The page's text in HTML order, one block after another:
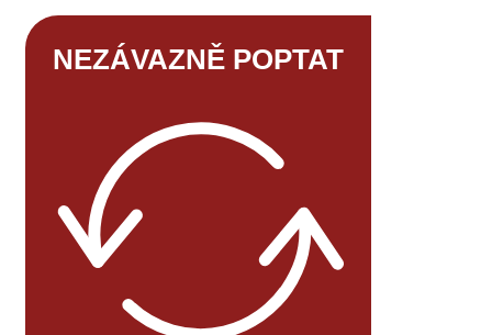
NEZÁVAZNĚ POPTAT